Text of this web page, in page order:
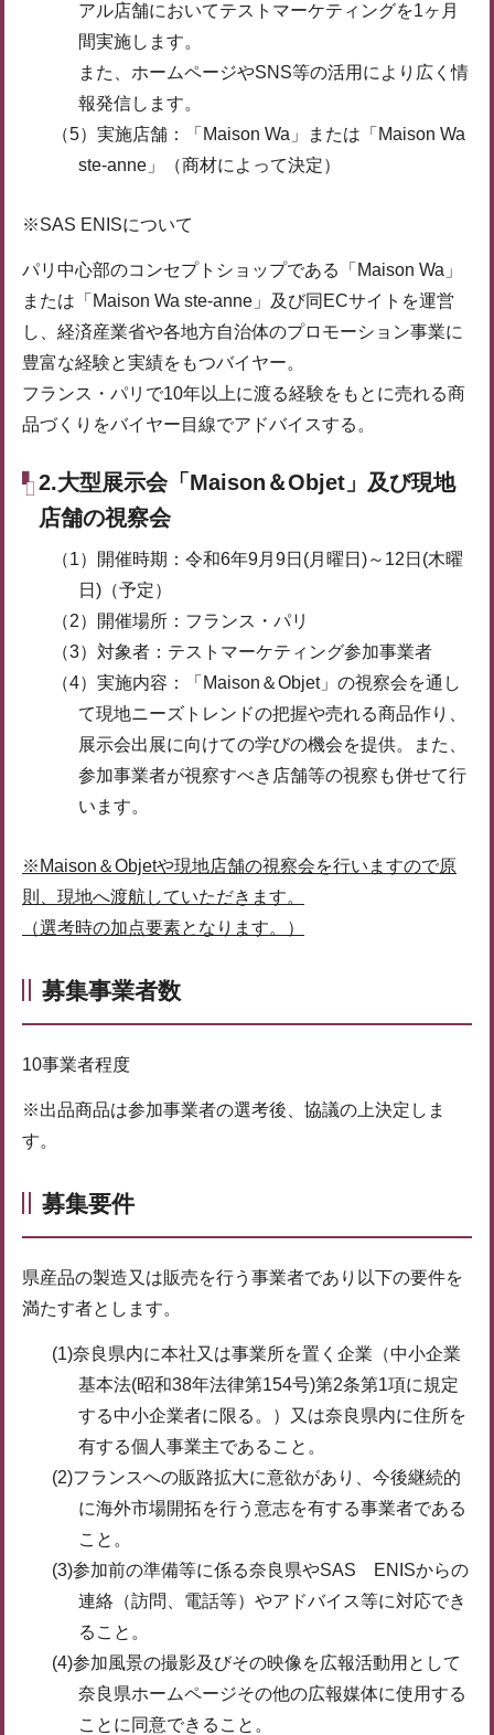
アル店舗においてテストマーケティングを1ヶ月
間実施します。
また、ホームページやSNS等の活用により広く情
報発信します。
（5）実施店舗：「Maison Wa」または「Maison Wa
ste-anne」（商材によって決定）
※SAS ENISについて
パリ中心部のコンセプトショップである「Maison Wa」
または「Maison Wa ste-anne」及び同ECサイトを運営
し、経済産業省や各地方自治体のプロモーション事業に
豊富な経験と実績をもつバイヤー。
フランス・パリで10年以上に渡る経験をもとに売れる商
品づくりをバイヤー目線でアドバイスする。
2.大型展示会「Maison＆Objet」及び現地
店舗の視察会
（1）開催時期：令和6年9月9日(月曜日)～12日(木曜
日)（予定）
（2）開催場所：フランス・パリ
（3）対象者：テストマーケティング参加事業者
（4）実施内容：「Maison＆Objet」の視察会を通し
て現地ニーズトレンドの把握や売れる商品作り、
展示会出展に向けての学びの機会を提供。また、
参加事業者が視察すべき店舗等の視察も併せて行
います。
※Maison＆Objetや現地店舗の視察会を行いますので原
則、現地へ渡航していただきます。
（選考時の加点要素となります。）
募集事業者数
10事業者程度
※出品商品は参加事業者の選考後、協議の上決定しま
す。
募集要件
県産品の製造又は販売を行う事業者であり以下の要件を
満たす者とします。
(1)奈良県内に本社又は事業所を置く企業（中小企業
基本法(昭和38年法律第154号)第2条第1項に規定
する中小企業者に限る。）又は奈良県内に住所を
有する個人事業主であること。
(2)フランスへの販路拡大に意欲があり、今後継続的
に海外市場開拓を行う意志を有する事業者である
こと。
(3)参加前の準備等に係る奈良県やSAS ENISからの
連絡（訪問、電話等）やアドバイス等に対応でき
ること。
(4)参加風景の撮影及びその映像を広報活動用として
奈良県ホームページその他の広報媒体に使用する
ことに同意できること。